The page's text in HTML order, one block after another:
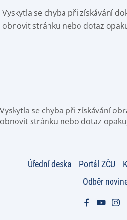
Vyskytla se chyba při získávání
obnovit stránku nebo dotaz
Vyskytla se chyba při získávání
obnovit stránku nebo dotaz
Úřední deska Portál ZČU
Odběr